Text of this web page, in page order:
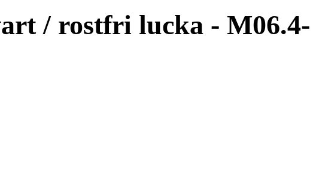
/ rostfri lucka - M06.4-